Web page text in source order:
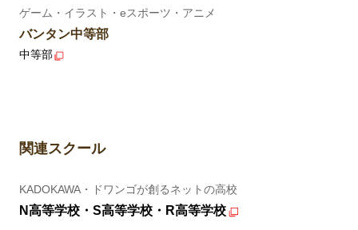
ゲーム・イラスト・eスポーツ・アニメ
バンタン中等部
中等部
関連スクール
KADOKAWA・ドワンゴが創るネットの高校
N高等学校・S高等学校・R高等学校